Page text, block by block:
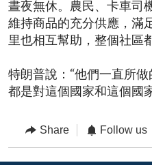
晝夜無休。農民、卡車司
維持商品的充分供應，滿
里也相互幫助，整個社區
特朗普說：“他們一直所
都是對這個國家和這個國
Share Follow us